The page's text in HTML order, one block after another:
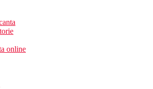
directa
zilnic cu bauturi racoritoare
gratuit la restaurant mediteranean à la carte
terasa
online